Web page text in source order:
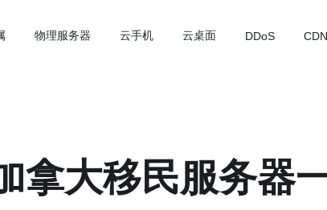
物理服务器 云手机 云桌面 DDoS CDN
拿大移民服务器